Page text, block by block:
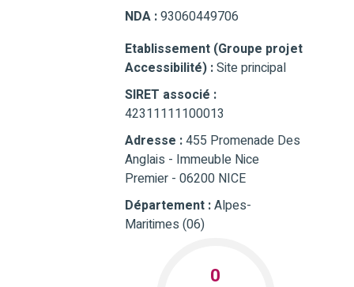
NDA :93060449706
Etablissement (Groupe projet
Accessibilité) :Site principal
SIRET associé :
42311111100013
Adresse :455 Promenade Des
Anglais - Immeuble Nice
Premier - 06200 NICE
Département :Alpes-
Maritimes (06)
0